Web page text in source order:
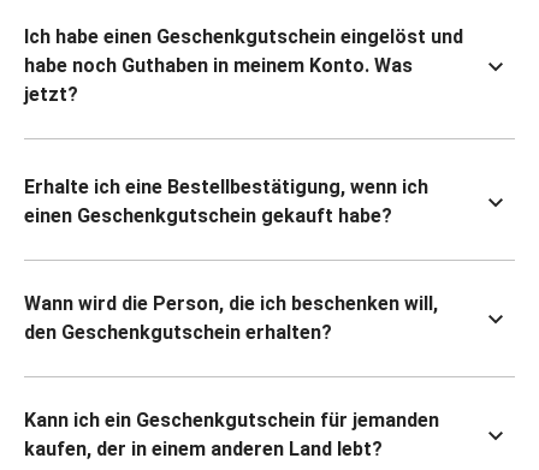
Ich habe einen Geschenkgutschein eingelöst und
habe noch Guthaben in meinem Konto. Was
jetzt?
Erhalte ich eine Bestellbestätigung, wenn ich
einen Geschenkgutschein gekauft habe?
Wann wird die Person, die ich beschenken will,
den Geschenkgutschein erhalten?
Kann ich ein Geschenkgutschein für jemanden
kaufen, der in einem anderen Land lebt?